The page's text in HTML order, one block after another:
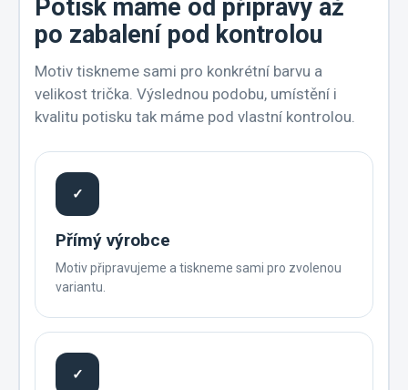
Potisk máme od přípravy až
po zabalení pod kontrolou
Motiv tiskneme sami pro konkrétní barvu a
velikost trička. Výslednou podobu, umístění i
kvalitu potisku tak máme pod vlastní kontrolou.
✓
Přímý výrobce
Motiv připravujeme a tiskneme sami pro zvolenou
variantu.
✓